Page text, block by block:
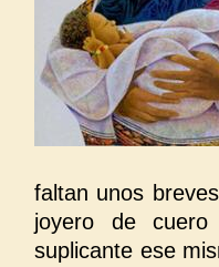
faltan unos
joyero de
suplicante ese